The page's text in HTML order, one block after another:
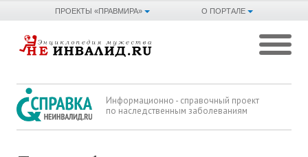
О ПОРТАЛЕ
ПРОЕКТЫ «ПРАВМИРА»
Информационно - справочный проект
по наследственным заболеваниям